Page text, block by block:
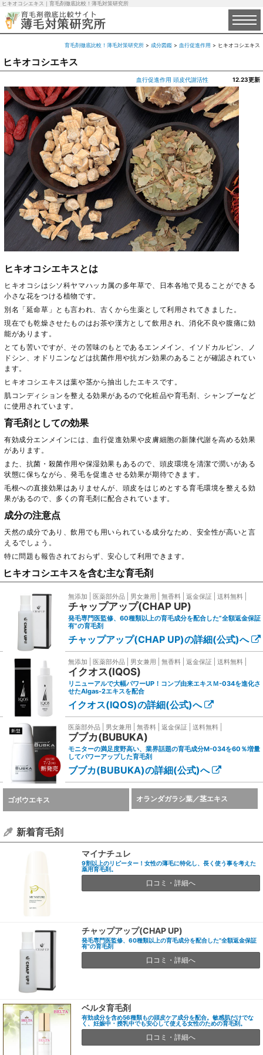
ヒキオコシエキス｜育毛剤徹底比較！薄毛対策研究所
育毛剤徹底比較！薄毛対策研究所 > 成分図鑑 > 血行促進作用 > ヒキオコシエキス
ヒキオコシエキス
血行促進作用 頭皮代謝活性 12.23更新
ヒキオコシエキスとは
ヒキオコシはシソ科ヤマハッカ属の多年草で、日本各地で見ることができる
小さな花をつける植物です。
別名「延命草」とも言われ、古くから生薬として利用されてきました。
現在でも乾燥させたものはお茶や漢方として飲用され、消化不良や腹痛に効
能があります。
とても苦いですが、その苦味のもとであるエンメイン、イソドカルピン、ノ
ドシン、オドリニンなどは抗菌作用や抗ガン効果のあることが確認されてい
ます。
ヒキオコシエキスは葉や茎から抽出したエキスです。
肌コンディションを整える効果があるので化粧品や育毛剤、シャンプーなど
に使用されています。
育毛剤としての効果
有効成分エンメインには、血行促進効果や皮膚細胞の新陳代謝を高める効果
があります。
また、抗菌・殺菌作用や保湿効果もあるので、頭皮環境を清潔で潤いがある
状態に保ちながら、発毛を促進させる効果が期待できます。
毛根への直接効果はありませんが、頭皮をはじめとする育毛環境を整える効
果があるので、多くの育毛剤に配合されています。
成分の注意点
天然の成分であり、飲用でも用いられている成分なため、安全性が高いと言
えるでしょう。
特に問題も報告されておらず、安心して利用できます。
ヒキオコシエキスを含む主な育毛剤
無添加 医薬部外品 男女兼用 無香料 返金保証 送料無料
チャップアップ(CHAP UP)
発毛専門医監修、60種類以上の育毛成分を配合した”全額返金保証
有”の育毛剤
チャップアップ(CHAP UP)の詳細(公式)へ
無添加 医薬部外品 男女兼用 無香料 返金保証 送料無料
イクオス(IQOS)
リニューアルで大幅パワーUP！コンブ由来エキスＭ-034を進化さ
せたAlgas-2エキスを配合
イクオス(IQOS)の詳細(公式)へ
医薬部外品 男女兼用 無香料 返金保証 送料無料
ブブカ(BUBUKA)
モニターの満足度野高い、業界話題の育毛成分M-034を60％増量
してパワーアップした育毛剤
ブブカ(BUBUKA)の詳細(公式)へ
ゴボウエキス オランダガラシ葉／茎エキス
新着育毛剤
マイナチュレ
9割以上のリピーター！女性の薄毛に特化し、長く使う事を考えた
薬用育毛剤。
口コミ・詳細へ
チャップアップ(CHAP UP)
発毛専門医監修、60種類以上の育毛成分を配合した”全額返金保証
有”の育毛剤
口コミ・詳細へ
ベルタ育毛剤
有効成分を含め56種類もの頭皮ケア成分を配合。敏感肌だけでな
く、妊娠中・授乳中でも安心して使える女性のための育毛剤。
口コミ・詳細へ